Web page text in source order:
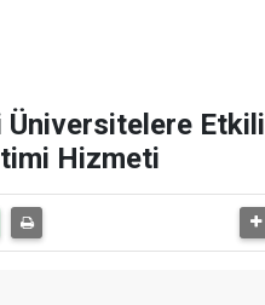
Üniversitelere Etkili
Hizmeti